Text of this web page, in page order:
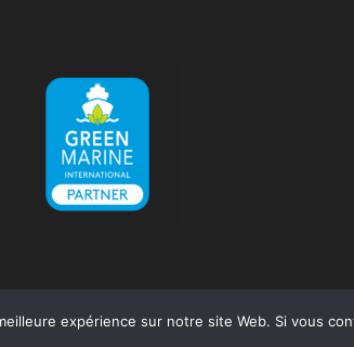
WordPress
expérience sur notre site Web. Si vous